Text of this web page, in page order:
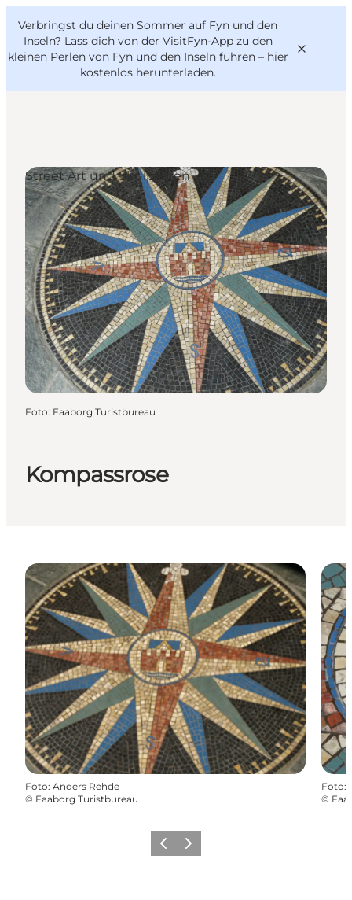
Verbringst du deinen Sommer auf Fyn und den
Inseln? Lass dich von der VisitFyn-App zu den
kleinen Perlen von Fyn und den Inseln führen – hier
kostenlos herunterladen.
Reise Ideen
Outdoor & bike
Essen & trinken
Übernachtung
VisitFyn
Deutsch
Kompassrose
Street Art und Skulpturen
Foto: Faaborg Turistbureau
Foto: Anders Rehde
© Faaborg Turistbureau
Foto:
©
ZurückWeiter